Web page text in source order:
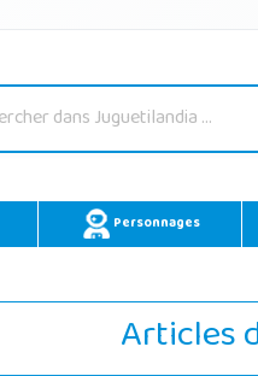
Personnages
Articles